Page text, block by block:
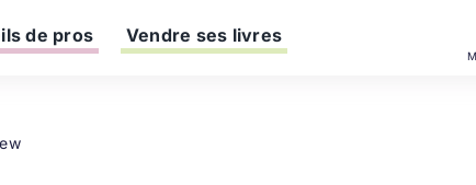
de pros Vendre ses livres